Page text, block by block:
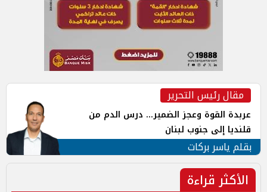
مقال رئيس التحرير
عربدة القوة وعجز الضمير... درس الدم من
قلنديا إلى جنوب لبنان
بقلم ياسر بركات
الأكثر قراءة